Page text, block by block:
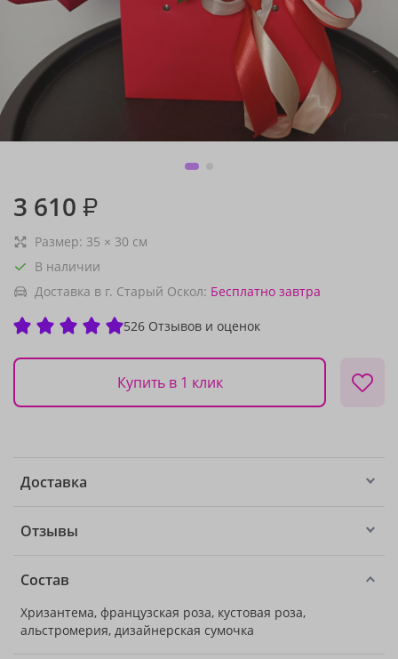
3 610 ₽
Размер: 35 × 30 см
В наличии
Доставка в г. Старый Оскол: Бесплатно завтра
526 Отзывов и оценок
Купить в 1 клик
Доставка
Отзывы
Состав
Хризантема, французская роза, кустовая роза,
альстромерия, дизайнерская сумочка